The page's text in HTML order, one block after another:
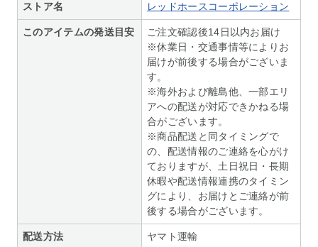
ストア名 レッドホースコーポレーション
このアイテムの発送目安
ご注文確認後14日以内お届け
※休業日・交通事情等によりお
届けが前後する場合がございま
す。
※海外および離島他、一部エリ
アへの配送が対応できかねる場
合がございます。
※商品配送と同タイミングで
の、配送情報のご連絡を心がけ
ておりますが、土日祝日・長期
休暇や配送情報連携のタイミン
グにより、お届けとご連絡が前
後する場合がございます。
配送方法 ヤマト運輸